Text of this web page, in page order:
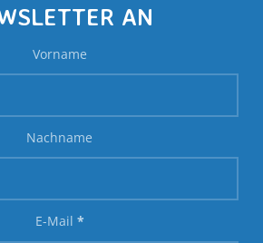
AN
Vorname
Nachname
E-Mail *